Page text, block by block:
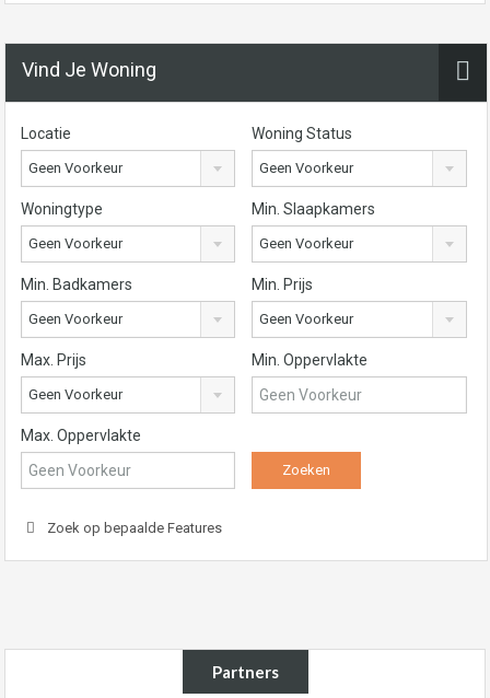
Vind Je Woning
Locatie
Geen Voorkeur
Woning Status
Geen Voorkeur
Woningtype
Geen Voorkeur
Min. Slaapkamers
Geen Voorkeur
Min. Badkamers
Geen Voorkeur
Min. Prijs
Geen Voorkeur
Max. Prijs
Geen Voorkeur
Min. Oppervlakte
Max. Oppervlakte
Zoek op bepaalde Features
Partners